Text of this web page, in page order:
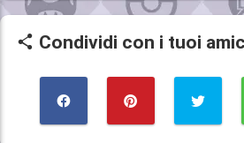
Condividi con i tuoi